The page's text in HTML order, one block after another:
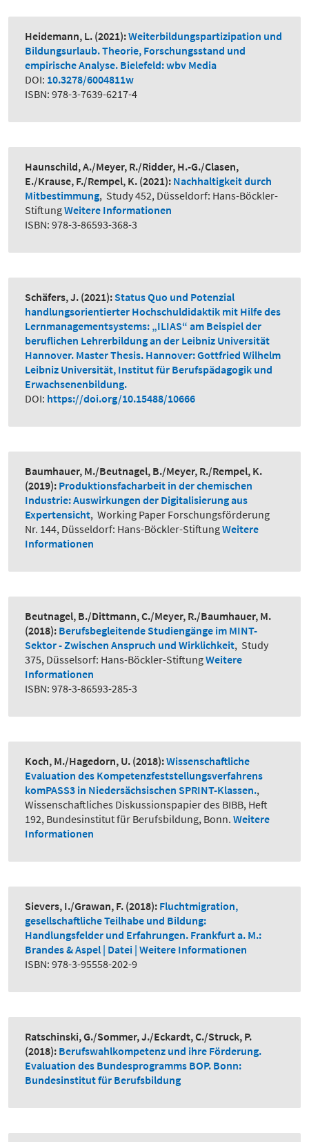
Heidemann, L. (2021):Weiterbildungspartizipation und
Bildungsurlaub. Theorie, Forschungsstand und
empirische Analyse. Bielefeld: wbv Media
DOI: 10.3278/6004811w
ISBN: 978-3-7639-6217-4
Haunschild, A./Meyer, R./Ridder, H.-G./Clasen,
E./Krause, F./Rempel, K. (2021): Nachhaltigkeit durch
Mitbestimmung, Study 452, Düsseldorf: Hans-Böckler-
StiftungWeitere Informationen
ISBN: 978-3-86593-368-3
Schäfers, J. (2021):Status Quo und Potenzial
handlungsorientierter Hochschuldidaktik mit Hilfe des
Lernmanagementsystems: „ILIAS“ am Beispiel der
beruflichen Lehrerbildung an der Leibniz Universität
Hannover. Master Thesis. Hannover: Gottfried Wilhelm
Leibniz Universität, Institut für Berufspädagogik und
Erwachsenenbildung.
DOI: https://doi.org/10.15488/10666
Baumhauer, M./Beutnagel, B./Meyer, R./Rempel, K.
(2019): Produktionsfacharbeit in der chemischen
Industrie: Auswirkungen der Digitalisierung aus
Expertensicht, Working Paper Forschungsförderung
Nr. 144, Düsseldorf: Hans-Böckler-StiftungWeitere
Informationen
Beutnagel, B./Dittmann, C./Meyer, R./Baumhauer, M.
(2018): Berufsbegleitende Studiengänge im MINT-
Sektor - Zwischen Anspruch und Wirklichkeit, Study
375, Düsselsorf: Hans-Böckler-StiftungWeitere
Informationen
ISBN: 978-3-86593-285-3
Koch, M./Hagedorn, U. (2018):Wissenschaftliche
Evaluation des Kompetenzfeststellungsverfahrens
komPASS3 in Niedersächsischen SPRINT-Klassen.,
Wissenschaftliches Diskussionspapier des BIBB, Heft
192, Bundesinstitut für Berufsbildung, Bonn. Weitere
Informationen
Sievers, I./Grawan, F. (2018): Fluchtmigration,
gesellschaftliche Teilhabe und Bildung:
Handlungsfelder und Erfahrungen. Frankfurt a. M.:
Brandes & Aspel | Datei | Weitere Informationen
ISBN: 978-3-95558-202-9
Ratschinski, G./Sommer, J./Eckardt, C./Struck, P.
(2018): Berufswahlkompetenz und ihre Förderung.
Evaluation des Bundesprogramms BOP. Bonn:
Bundesinstitut für Berufsbildung